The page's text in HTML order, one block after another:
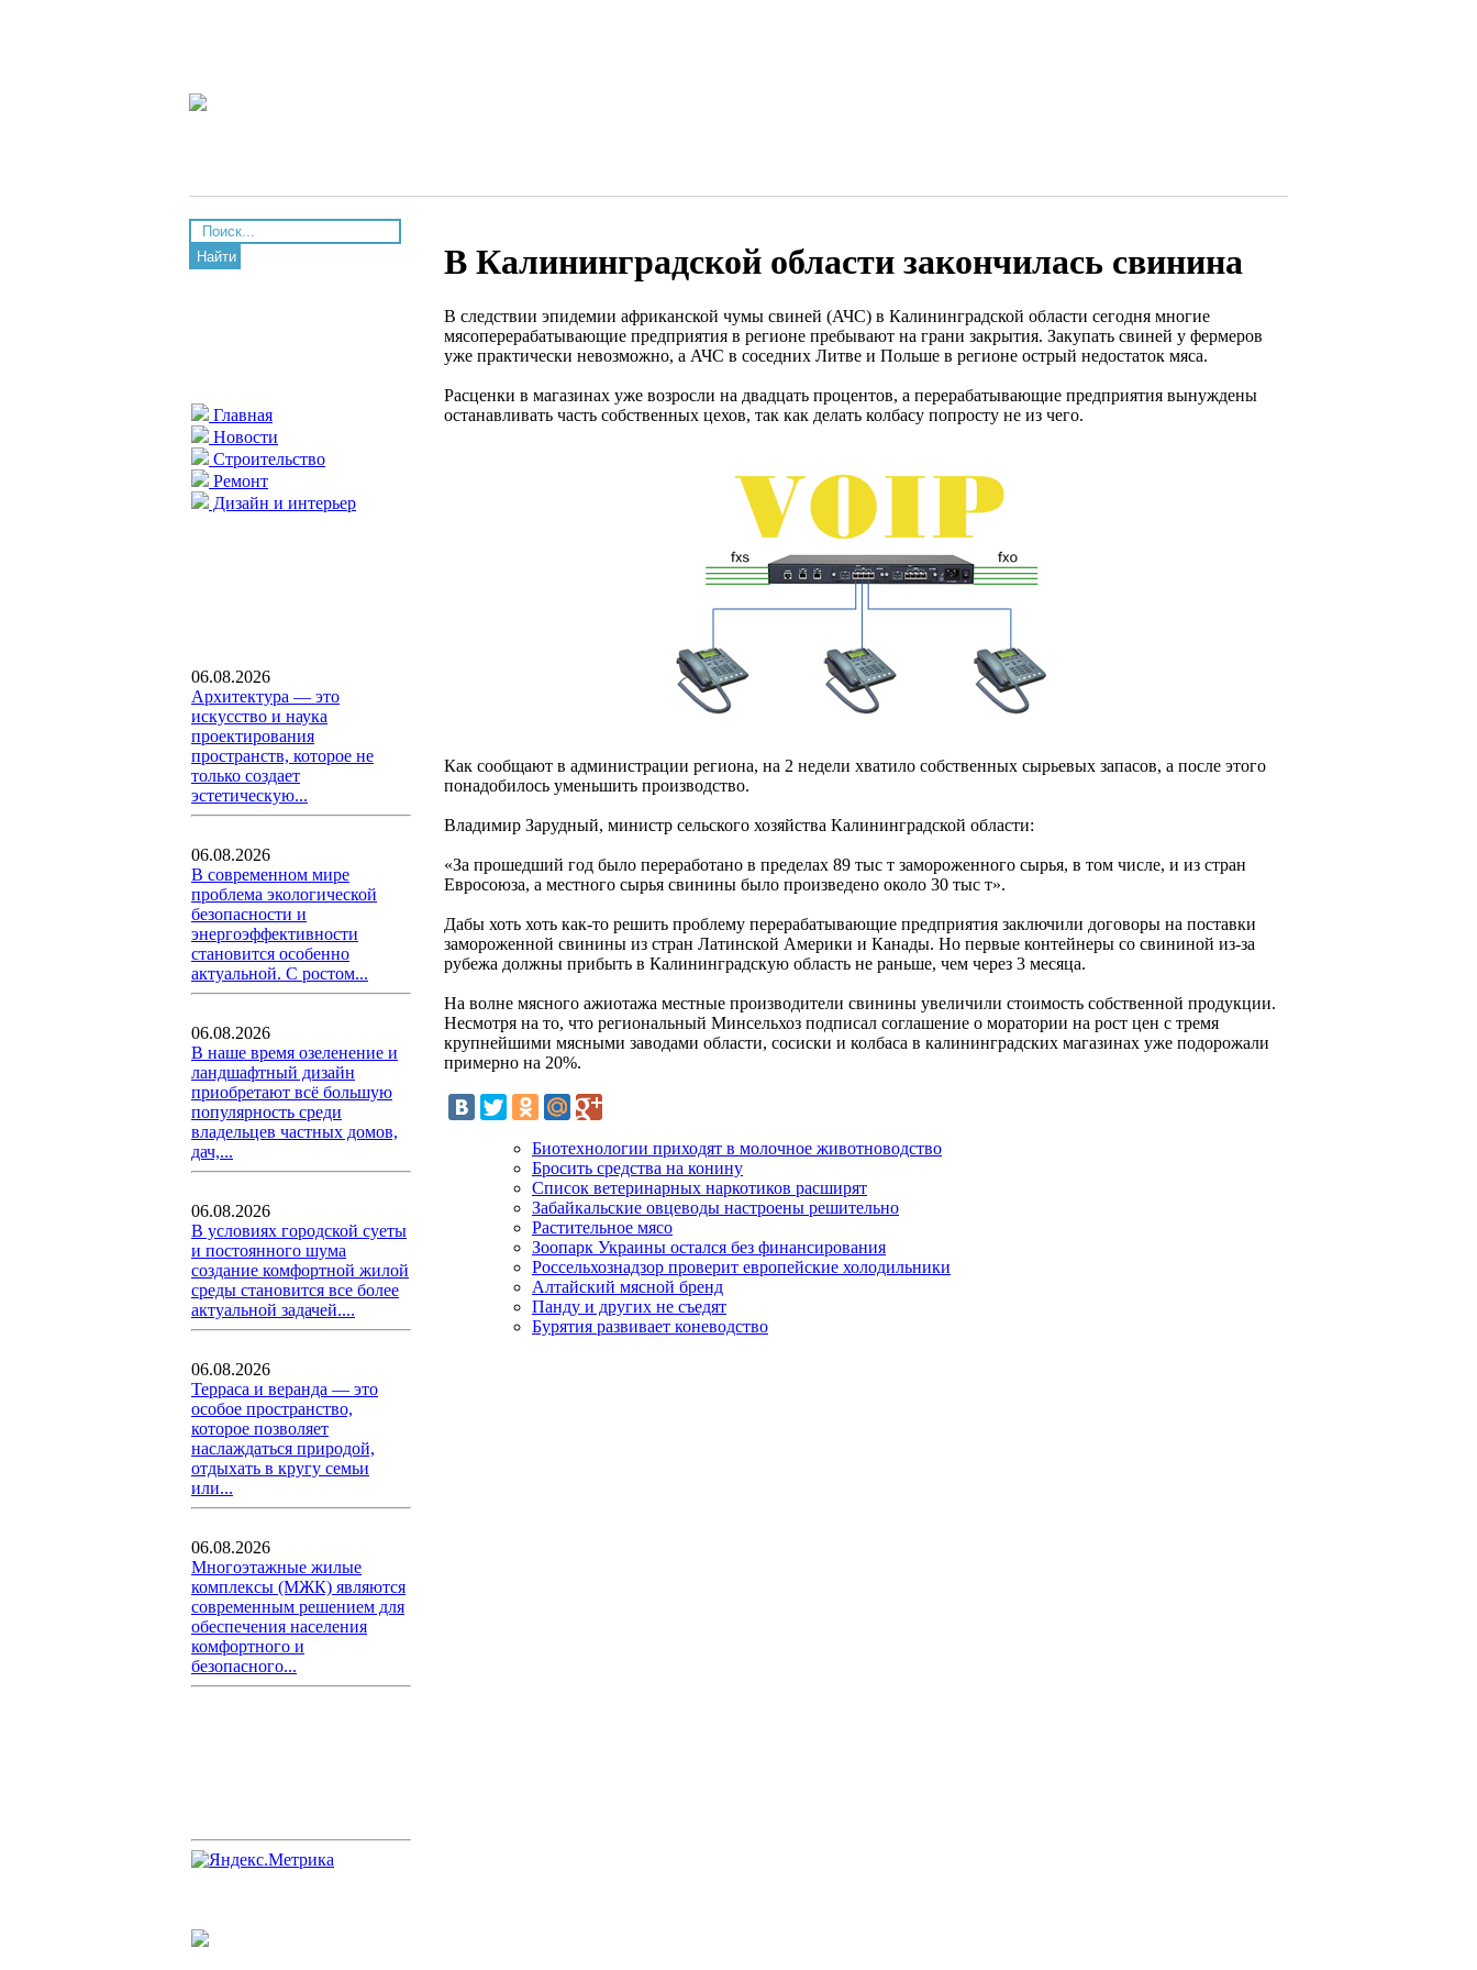
Найти
Главная
Новости
Строительство
Ремонт
Дизайн и интерьер
06.08.2026
Архитектура — это
искусство и наука
проектирования
пространств, которое не
только создает
эстетическую...
06.08.2026
В современном мире
проблема экологической
безопасности и
энергоэффективности
становится особенно
актуальной. С ростом...
06.08.2026
В наше время озеленение и
ландшафтный дизайн
приобретают всё большую
популярность среди
владельцев частных домов,
дач,...
06.08.2026
В условиях городской суеты
и постоянного шума
создание комфортной жилой
среды становится все более
актуальной задачей....
06.08.2026
Терраса и веранда — это
особое пространство,
которое позволяет
наслаждаться природой,
отдыхать в кругу семьи
или...
06.08.2026
Многоэтажные жилые
комплексы (МЖК) являются
современным решением для
обеспечения населения
комфортного и
безопасного...
В Калининградской области закончилась свинина
В следствии эпидемии африканской чумы свиней (АЧС) в Калининградской области сегодня многие
мясоперерабатывающие предприятия в регионе пребывают на грани закрытия. Закупать свиней у фермеров
уже практически невозможно, а АЧС в соседних Литве и Польше в регионе острый недостаток мяса.
Расценки в магазинах уже возросли на двадцать процентов, а перерабатывающие предприятия вынуждены
останавливать часть собственных цехов, так как делать колбасу попросту не из чего.
Как сообщают в администрации региона, на 2 недели хватило собственных сырьевых запасов, а после этого
понадобилось уменьшить производство.
Владимир Зарудный, министр сельского хозяйства Калининградской области:
«За прошедший год было переработано в пределах 89 тыс т замороженного сырья, в том числе, и из стран
Евросоюза, а местного сырья свинины было произведено около 30 тыс т».
Дабы хоть хоть как-то решить проблему перерабатывающие предприятия заключили договоры на поставки
замороженной свинины из стран Латинской Америки и Канады. Но первые контейнеры со свининой из-за
рубежа должны прибыть в Калининградскую область не раньше, чем через 3 месяца.
На волне мясного ажиотажа местные производители свинины увеличили стоимость собственной продукции.
Несмотря на то, что региональный Минсельхоз подписал соглашение о моратории на рост цен с тремя
крупнейшими мясными заводами области, сосиски и колбаса в калининградских магазинах уже подорожали
примерно на 20%.
Биотехнологии приходят в молочное животноводство
Бросить средства на конину
Список ветеринарных наркотиков расширят
Забайкальские овцеводы настроены решительно
Растительное мясо
Зоопарк Украины остался без финансирования
Россельхознадзор проверит европейские холодильники
Алтайский мясной бренд
Панду и других не съедят
Бурятия развивает коневодство